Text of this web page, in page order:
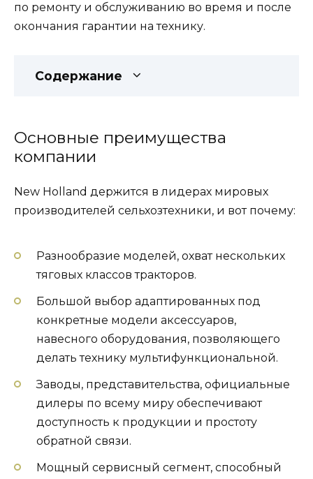
по ремонту и обслуживанию во время и после
окончания гарантии на технику.
Содержание
Основные преимущества
компании
New Holland держится в лидерах мировых
производителей сельхозтехники, и вот почему:
Разнообразие моделей, охват нескольких
тяговых классов тракторов.
Большой выбор адаптированных под
конкретные модели аксессуаров,
навесного оборудования, позволяющего
делать технику мультифункциональной.
Заводы, представительства, официальные
дилеры по всему миру обеспечивают
доступность к продукции и простоту
обратной связи.
Мощный сервисный сегмент, способный